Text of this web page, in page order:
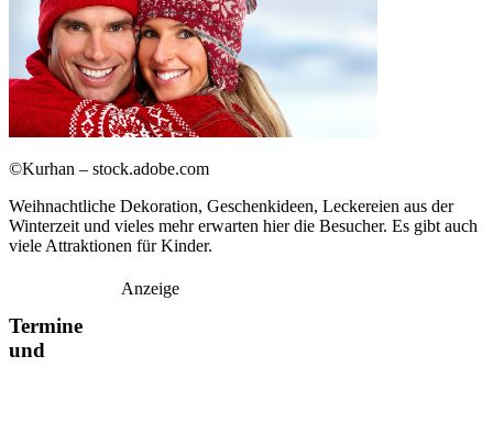
©Kurhan – stock.adobe.com
Weihnachtliche Dekoration, Geschenkideen, Leckereien aus der
Winterzeit und vieles mehr erwarten hier die Besucher. Es gibt auch
viele Attraktionen für Kinder.
Anzeige
Termine
und